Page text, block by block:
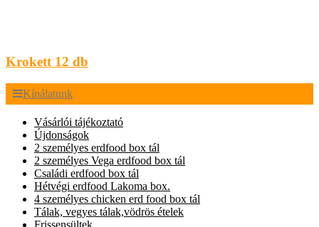
Krokett 12 db
Kínálatunk
Vásárlói tájékoztató
Újdonságok
2 személyes erdfood box tál
2 személyes Vega erdfood box tál
Családi erdfood box tál
Hétvégi erdfood Lakoma box.
4 személyes chicken erd food box tál
Tálak, vegyes tálak,vödrös ételek